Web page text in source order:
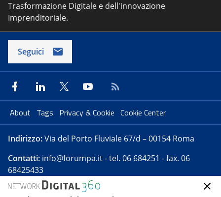
Trasformazione Digitale e dell'innovazione
Imprenditoriale.
Seguici
About Tags Privacy & Cookie Cookie Center
Indirizzo:Via del Porto Fluviale 67/d – 00154 Roma
Contatti: info@forumpa.it- tel. 06 684251 - fax. 06
68425433